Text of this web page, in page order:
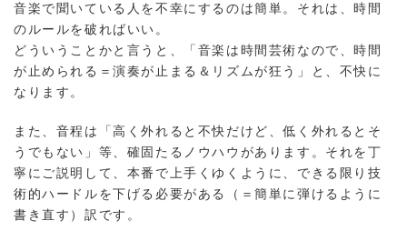
音楽で聞いている人を不幸にするのは簡単。それは、時間
のルールを破ればいい。
どういうことかと言うと、「音楽は時間芸術なので、時間
が止められる＝演奏が止まる＆リズムが狂う」と、不快に
なります。
また、音程は「高く外れると不快だけど、低く外れるとそ
うでもない」等、確固たるノウハウがあります。それを丁
寧にご説明して、本番で上手くゆくように、できる限り技
術的ハードルを下げる必要がある（＝簡単に弾けるように
書き直す）訳です。